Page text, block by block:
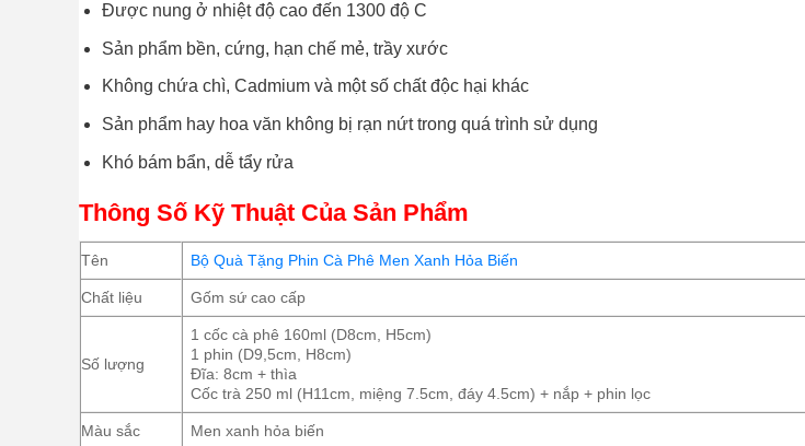
Được nung ở nhiệt độ cao đến 1300 độ C
Sản phẩm bền, cứng, hạn chế mẻ, trầy xước
Không chứa chì, Cadmium và một số chất độc hại khác
Sản phẩm hay hoa văn không bị rạn nứt trong quá trình sử dụng
Khó bám bẩn, dễ tẩy rửa
Thông Số Kỹ Thuật Của Sản Phẩm
Tên Bộ Quà Tặng Phin Cà Phê Men Xanh Hỏa Biến
Chất liệu Gốm sứ cao cấp
Số lượng
1 cốc cà phê 160ml (D8cm, H5cm)
1 phin (D9,5cm, H8cm)
Đĩa: 8cm + thìa
Cốc trà 250 ml (H11cm, miệng 7.5cm, đáy 4.5cm) + nắp + phin lọc
Màu sắc Men xanh hỏa biến